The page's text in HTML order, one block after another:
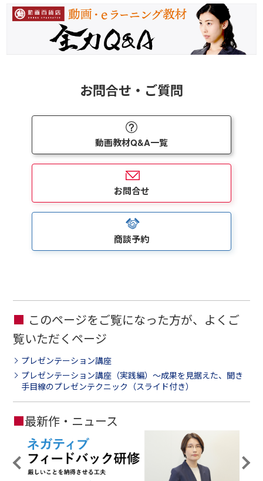
お問合せ・ご質問
動画教材Q&A一覧
お問合せ
商談予約
このページをご覧になった方が、よくご
覧いただくページ
プレゼンテーション講座
プレゼンテーション講座（実践編）～成果を見据えた、聞き
手目線のプレゼンテクニック（スライド付き）
■最新作・ニュース